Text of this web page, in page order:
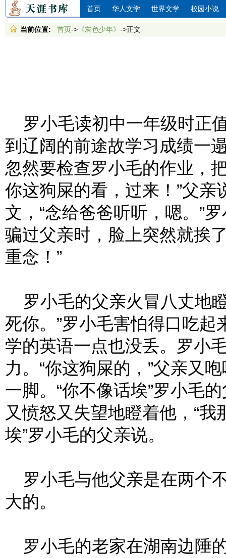
首页 华人文学 世界文学 校园小说
当前位置: 首页-> 《灰色少年》 ->正文
罗小毛读初中一年级时正
到辽阔的前途故学习成绩一
忽然要检查罗小毛的作业，
你这狗屎的看，过来！”父
文，“念给爸爸听听，嗯。”
骗过父亲时，脸上突然就挨
重念！”
罗小毛的父亲火冒八丈地
死你。”罗小毛害怕得口吃
学的英语一点也没丢。罗小
力。“你这狗屎的，”父亲又
一脚。“你不像话埃”罗小毛
又愤怒又失望地瞪着他，“
埃”罗小毛的父亲说。
罗小毛与他父亲是在两个
大的。
罗小毛的老家在湖南边陲